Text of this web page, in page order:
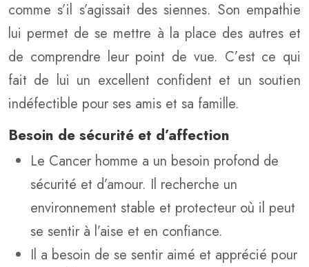
comme s’il s’agissait des siennes. Son empathie
lui permet de se mettre à la place des autres et
de comprendre leur point de vue. C’est ce qui
fait de lui un excellent confident et un soutien
indéfectible pour ses amis et sa famille.
Besoin de sécurité et d’affection
Le Cancer homme a un besoin profond de
sécurité et d’amour. Il recherche un
environnement stable et protecteur où il peut
se sentir à l’aise et en confiance.
Il a besoin de se sentir aimé et apprécié pour